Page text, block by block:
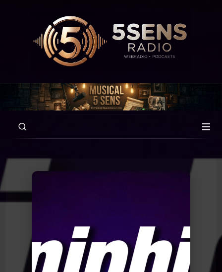
Le Poing G
Le Point G! 2 La forniphilie